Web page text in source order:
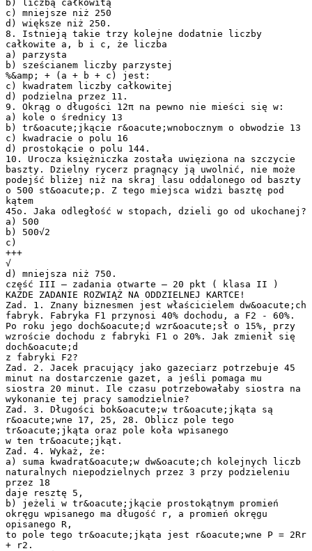
b) liczbą całkowitą
c) mniejsze niż 250
d) większe niż 250.
8. Istnieją takie trzy kolejne dodatnie liczby
całkowite a, b i c, że liczba
a) parzysta
b) sześcianem liczby parzystej
%&amp; + (a + b + c) jest:
c) kwadratem liczby całkowitej
d) podzielna przez 11.
9. Okrąg o długości 12π na pewno nie mieści się w:
a) kole o średnicy 13
b) tr&oacute;jkącie r&oacute;wnobocznym o obwodzie 13
c) kwadracie o polu 16
d) prostokącie o polu 144.
10. Urocza księżniczka została uwięziona na szczycie
baszty. Dzielny rycerz pragnący ją uwolnić, nie może
podejść bliżej niż na skraj lasu oddalonego od baszty
o 500 st&oacute;p. Z tego miejsca widzi basztę pod
kątem
45o. Jaka odległość w stopach, dzieli go od ukochanej?
a) 500
b) 500√2
c)
+++
√
d) mniejsza niż 750.
część III – zadania otwarte – 20 pkt ( klasa II )
KAŻDE ZADANIE ROZWIĄŻ NA ODDZIELNEJ KARTCE!
Zad. 1. Znany biznesmen jest właścicielem dw&oacute;ch
fabryk. Fabryka F1 przynosi 40% dochodu, a F2 - 60%.
Po roku jego doch&oacute;d wzr&oacute;sł o 15%, przy
wzroście dochodu z fabryki F1 o 20%. Jak zmienił się
doch&oacute;d
z fabryki F2?
Zad. 2. Jacek pracujący jako gazeciarz potrzebuje 45
minut na dostarczenie gazet, a jeśli pomaga mu
siostra 20 minut. Ile czasu potrzebowałaby siostra na
wykonanie tej pracy samodzielnie?
Zad. 3. Długości bok&oacute;w tr&oacute;jkąta są
r&oacute;wne 17, 25, 28. Oblicz pole tego
tr&oacute;jkąta oraz pole koła wpisanego
w ten tr&oacute;jkąt.
Zad. 4. Wykaż, że:
a) suma kwadrat&oacute;w dw&oacute;ch kolejnych liczb
naturalnych niepodzielnych przez 3 przy podzieleniu
przez 18
daje resztę 5,
b) jeżeli w tr&oacute;jkącie prostokątnym promień
okręgu wpisanego ma długość r, a promień okręgu
opisanego R,
to pole tego tr&oacute;jkąta jest r&oacute;wne P = 2Rr
+ r2.